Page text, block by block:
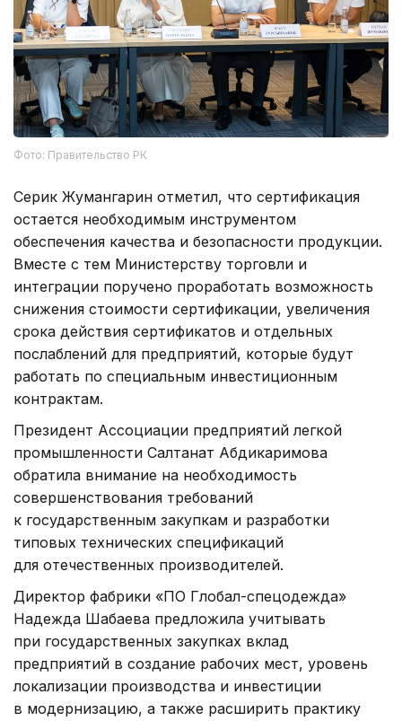
Фото: Правительство РК
Серик Жумангарин отметил, что сертификация
остается необходимым инструментом
обеспечения качества и безопасности продукции.
Вместе с тем Министерству торговли и
интеграции поручено проработать возможность
снижения стоимости сертификации, увеличения
срока действия сертификатов и отдельных
послаблений для предприятий, которые будут
работать по специальным инвестиционным
контрактам.
Президент Ассоциации предприятий легкой
промышленности Салтанат Абдикаримова
обратила внимание на необходимость
совершенствования требований
к государственным закупкам и разработки
типовых технических спецификаций
для отечественных производителей.
Директор фабрики «ПО Глобал-спецодежда»
Надежда Шабаева предложила учитывать
при государственных закупках вклад
предприятий в создание рабочих мест, уровень
локализации производства и инвестиции
в модернизацию, а также расширить практику